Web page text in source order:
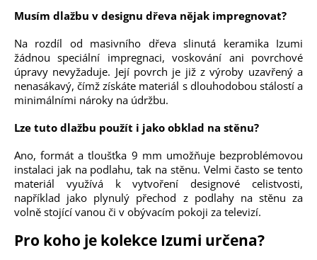
Musím dlažbu v designu dřeva nějak impregnovat?
Na rozdíl od masivního dřeva slinutá keramika Izumi
žádnou speciální impregnaci, voskování ani povrchové
úpravy nevyžaduje. Její povrch je již z výroby uzavřený a
nenasákavý, čímž získáte materiál s dlouhodobou stálostí a
minimálními nároky na údržbu.
Lze tuto dlažbu použít i jako obklad na stěnu?
Ano, formát a tloušťka 9 mm umožňuje bezproblémovou
instalaci jak na podlahu, tak na stěnu. Velmi často se tento
materiál využívá k vytvoření designové celistvosti,
například jako plynulý přechod z podlahy na stěnu za
volně stojící vanou či v obývacím pokoji za televizí.
Pro koho je kolekce Izumi určena?